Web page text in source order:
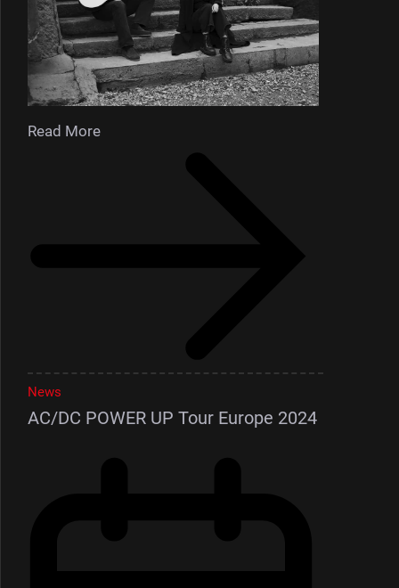
Read More
News
AC/DC POWER UP Tour Europe 2024